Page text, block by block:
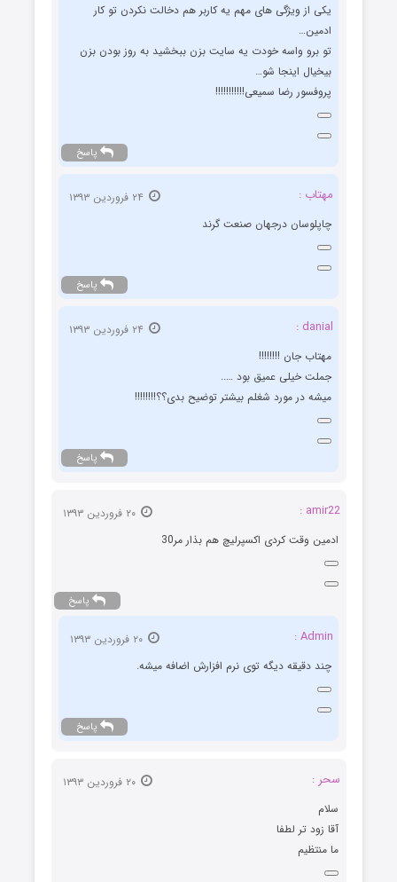
یکی از ویژگی های مهم یه کاربر هم دخالت نکردن تو کار
ادمین…
تو برو واسه خودت یه سایت بزن ببخشید به روز بودن بزن
بیخیال اینجا شو…
پروفسور رضا سمیعی!!!!!!!!!!!
پاسخ
مهتاب :
چاپلوسان درجهان صنعت گرند
پاسخ
danial :
مهتاب جان !!!!!!!!
جملت خیلی عمیق بود …..
میشه در مورد شغلم بیشتر توضیح بدی؟؟!!!!!!!!
پاسخ
amir22 :
ادمین وقت کردی اکسپرلیچ هم بذار مر30
پاسخ
Admin :
چند دقیقه دیگه توی نرم افزارش اضافه میشه.
پاسخ
سحر :
سلام
آقا زود تر لطفا
ما منتظیم